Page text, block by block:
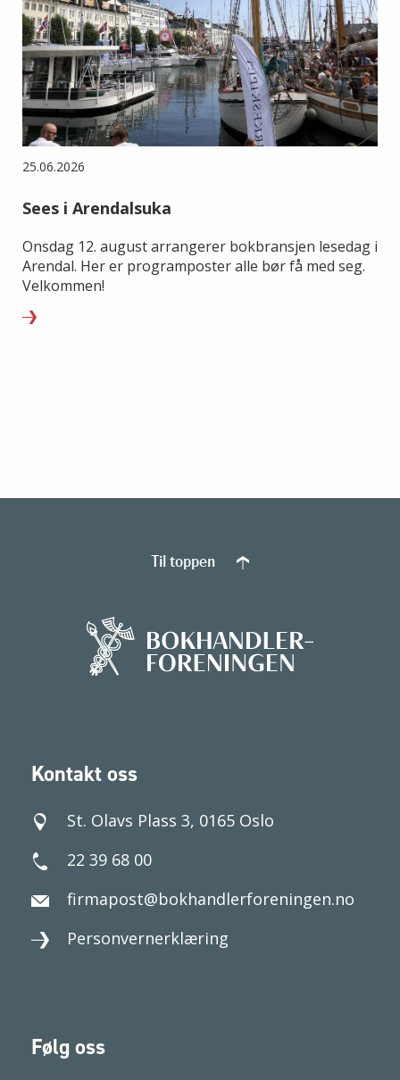
25.06.2026
Sees i Arendalsuka
Onsdag 12. august arrangerer bokbransjen lesedag i
Arendal. Her er programposter alle bør få med seg.
Velkommen!
Kontakt oss
St. Olavs Plass 3, 0165 Oslo
22 39 68 00
firmapost@bokhandlerforeningen.no
Personvernerklæring
Følg oss
Til toppen